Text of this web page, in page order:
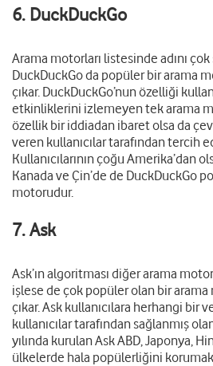
6. DuckDuckGo
Arama motorları listesinde adını çok
DuckDuckGo da popüler bir arama
çıkar. DuckDuckGo’nun özelliği
etkinliklerini izlemeyen tek arama
özellik bir iddiadan ibaret olsa da
veren kullanıcılar tarafından tercih
Kullanıcılarının çoğu Amerika’dan
Kanada ve Çin’de de DuckDuckGo
motorudur.
7. Ask
Ask’ın algoritması diğer arama
işlese de çok popüler olan bir arama
çıkar. Ask kullanıcılara herhangi bir
kullanıcılar tarafından sağlanmış
yılında kurulan Ask ABD, Japonya,
ülkelerde hala popülerliğini